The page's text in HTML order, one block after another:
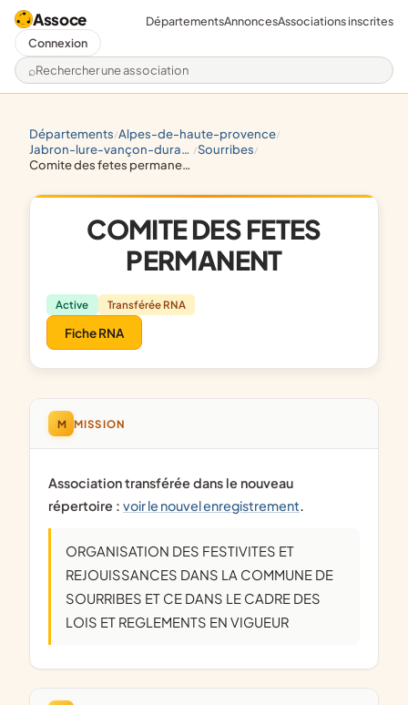
Assoce
Rechercher une association
DépartementsAnnoncesAssociations inscrites
Connexion
départements/ alpes-de-haute-provence/
jabron-lure-vançon-durance / sourribes/
comite des fetes permanent
COMITE DES FETES
PERMANENT
Active Transférée RNA
Fiche RNA
M MISSION
Association transférée dans le nouveau
répertoire : voir le nouvel enregistrement.
ORGANISATION DES FESTIVITES ET
REJOUISSANCES DANS LA COMMUNE DE
SOURRIBES ET CE DANS LE CADRE DES
LOIS ET REGLEMENTS EN VIGUEUR